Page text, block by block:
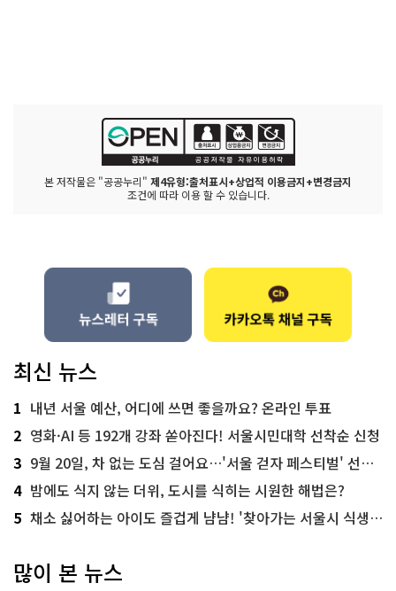
본 저작물은 "공공누리" 제4유형:출처표시+상업적 이용금지+변경금지
조건에 따라 이용 할 수 있습니다.
최신 뉴스
1 내년 서울 예산, 어디에 쓰면 좋을까요? 온라인 투표
2 영화·AI 등 192개 강좌 쏟아진다! 서울시민대학 선착순 신청
3 9월 20일, 차 없는 도심 걸어요…'서울 걷자 페스티벌' 선착순 5천명
4 밤에도 식지 않는 더위, 도시를 식히는 시원한 해법은?
5 채소 싫어하는 아이도 즐겁게 냠냠! '찾아가는 서울시 식생활 교육' 현장
많이 본 뉴스